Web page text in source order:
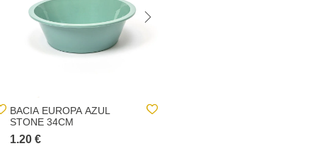
BACIA EUROPA AZUL
STONE 34CM
1.20 €